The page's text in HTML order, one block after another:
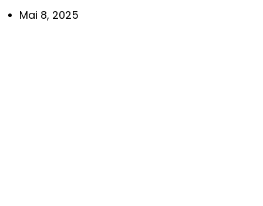
Mai 8, 2025